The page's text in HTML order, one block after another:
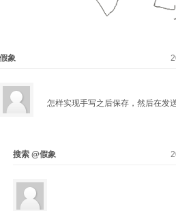
假象
怎样实现手写之后保存，然后在发
搜索 @假象